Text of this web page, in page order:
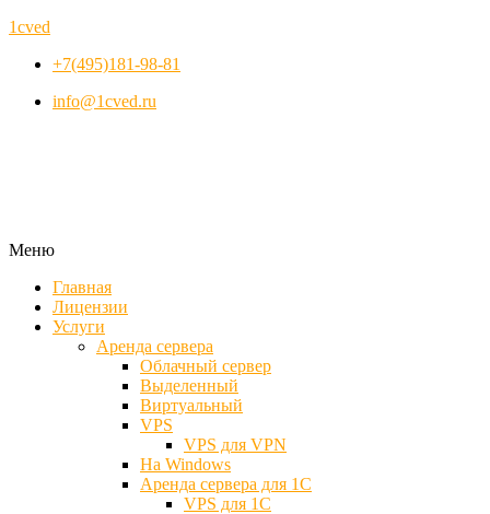
1cved
+7(495)181-98-81
info@1cved.ru
Меню
Главная
Лицензии
Услуги
Аренда сервера
Облачный сервер
Выделенный
Виртуальный
VPS
VPS для VPN
На Windows
Аренда сервера для 1С
VPS для 1С